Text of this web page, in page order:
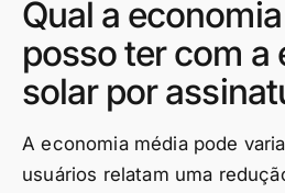
Qual a
posso ter com a
solar por
A economia média pode
usuários relatam uma